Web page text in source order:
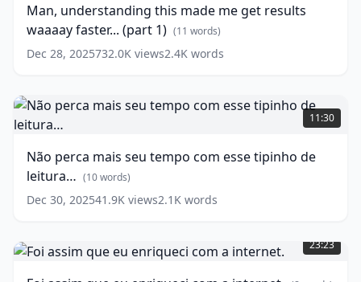
me
get
results
waaaay
(part
1)
(11
Man, understanding this made me get results
waaaay faster... (part 1) (11 words)
Dec 28, 2025732.0K views2.4K words
Não
perca
mais
tempo
com
esse
tipinho
leitura…
10
11:30
Não perca mais seu tempo com esse tipinho de
leitura… (10words)
Dec 30, 202541.9K views2.1K words
assim
que
23:23